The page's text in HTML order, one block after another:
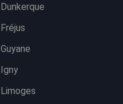
Dunkerque
Fréjus
Guyane
Igny
Limoges